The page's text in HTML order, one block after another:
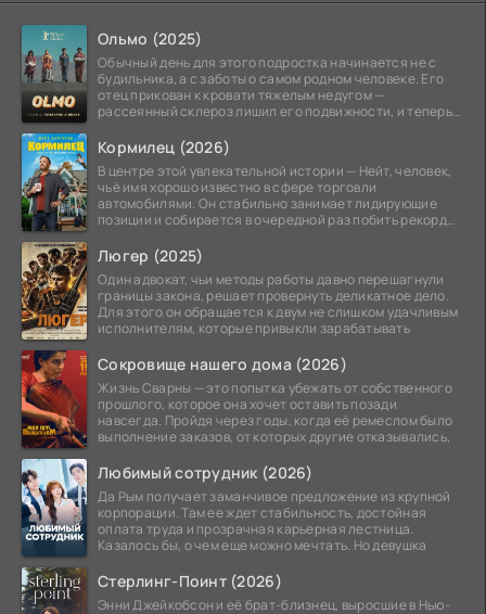
Ольмо (2025)
Обычный день для этого подростка начинается не с
будильника, а с заботы о самом родном человеке. Его
отец прикован к кровати тяжелым недугом —
рассеянный склероз лишил его подвижности, и теперь
Кормилец (2026)
В центре этой увлекательной истории — Нейт, человек,
чьё имя хорошо известно в сфере торговли
автомобилями. Он стабильно занимает лидирующие
позиции и собирается в очередной раз побить рекорд
Люгер (2025)
Один адвокат, чьи методы работы давно перешагнули
границы закона, решает провернуть деликатное дело.
Для этого он обращается к двум не слишком удачливым
исполнителям, которые привыкли зарабатывать
Сокровище нашего дома (2026)
Жизнь Сварны — это попытка убежать от собственного
прошлого, которое она хочет оставить позади
навсегда. Пройдя через годы, когда её ремеслом было
выполнение заказов, от которых другие отказывались,
Любимый сотрудник (2026)
Да Рым получает заманчивое предложение из крупной
корпорации. Там ее ждет стабильность, достойная
оплата труда и прозрачная карьерная лестница.
Казалось бы, о чем еще можно мечтать. Но девушка
Стерлинг-Поинт (2026)
Энни Джейкобсон и её брат-близнец, выросшие в Нью-